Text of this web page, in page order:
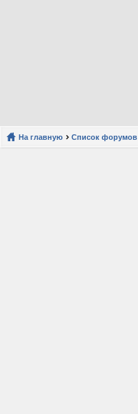
На главную Список форумов